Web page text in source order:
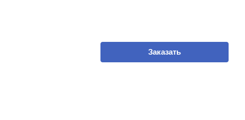
Заказать